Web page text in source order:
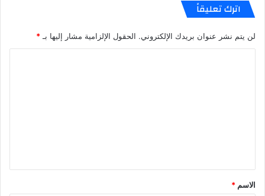
اترك تعليقاً
لن يتم نشر عنوان بريدك الإلكتروني. الحقول الإلزامية مشار إليها بـ *
*
الاسم *